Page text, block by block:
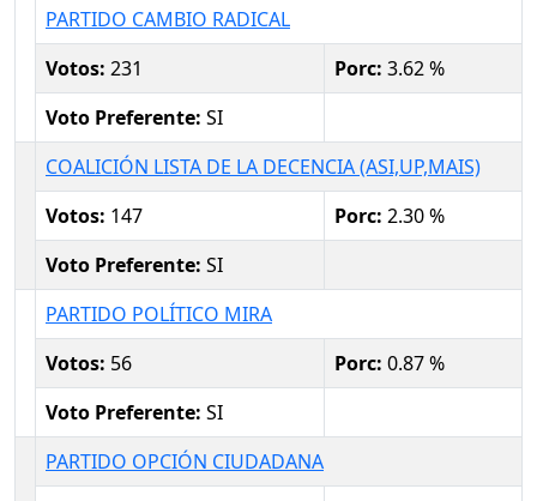
PARTIDO CAMBIO RADICAL
Votos: 231 Porc: 3.62 %
Voto Preferente: SI
COALICIÓN LISTA DE LA DECENCIA (ASI,UP,MAIS)
Votos: 147 Porc: 2.30 %
Voto Preferente: SI
PARTIDO POLÍTICO MIRA
Votos: 56 Porc: 0.87 %
Voto Preferente: SI
PARTIDO OPCIÓN CIUDADANA